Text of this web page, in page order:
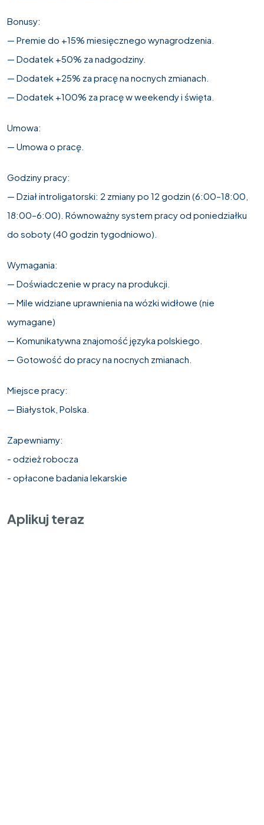
Bonusy:
— Premie do +15% miesięcznego wynagrodzenia.
— Dodatek +50% za nadgodziny.
— Dodatek +25% za pracę na nocnych zmianach.
— Dodatek +100% za pracę w weekendy i święta.
Umowa:
— Umowa o pracę.
Godziny pracy:
— Dział introligatorski: 2 zmiany po 12 godzin (6:00–18:00,
18:00–6:00). Równoważny system pracy od poniedziałku
do soboty (40 godzin tygodniowo).
Wymagania:
— Doświadczenie w pracy na produkcji.
— Mile widziane uprawnienia na wózki widłowe (nie
wymagane)
— Komunikatywna znajomość języka polskiego.
— Gotowość do pracy na nocnych zmianach.
Miejsce pracy:
— Białystok, Polska.
Zapewniamy:
- odzież robocza
- opłacone badania lekarskie
Aplikuj teraz